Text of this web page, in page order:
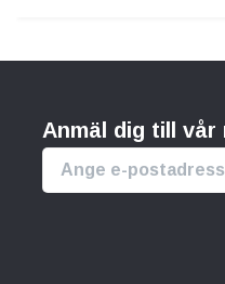
Anmäl dig till vår